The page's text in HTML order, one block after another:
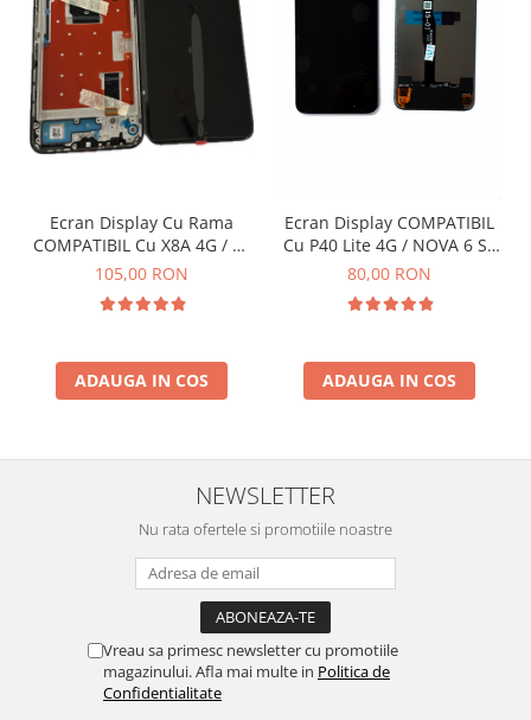
ACUMULATORI OPPO COMPATIBILI
Acumulatori pentru Huawei
ACUMULATORI HUAWEI
COMPATIBILI
ACUMULATORI HUAWEI SERVICE
Acumulatori Pentru Iphone
ACUMULATORI IPHONE
COMPATIBILI
ACUMULATORI IPHONE SERVICE
Acumulatori Pentru Nokia
ACUMULATORI NOKIA COMPATIBILI
ACUMULATORI SAMSUNG
ACUMULATORI SAMSUNG SERVICE
Acumulatori Pentru VIVO
ACUMULATORI VIVO COMPATIBILI
Cabluri de Date si Casti
Cablu IPHONE
Cablu Micro-USB
Ecran Display Cu Rama
COMPATIBIL Cu X8A 4G / 90
LITE 5G - Negru
105,00 RON
ADAUGA IN COS
Ecran Display COMPATIBIL
Cu P40 Lite 4G / NOVA 6 SE
Fara Rama - NEGRU
80,00 RON
ADAUGA IN COS
NEWSLETTER
Nu rata ofertele si promotiile noastre
Vreau sa primesc newsletter cu promotiile
magazinului. Afla mai multe in Politica de
Confidentialitate